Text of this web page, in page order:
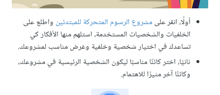
أولًا، انقر علىمشروع الرسوم المتحركة للمبتدئينواطلع على
الخلفيات والشخصيات المستخدمة، استلهم منها الأفكار كي
تساعدك في اختيار شخصية وخلفية وغرض مناسب لمشروعك.
ثانيًا، اختر كائنًا مناسبًا ليكون الشخصية الرئيسية في مشروعك،
وكائنًا آخر مثيرًا للاهتمام.